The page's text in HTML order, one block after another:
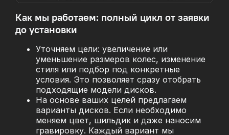
Как мы работаем: полный цикл от заявки
до установки
Уточняем цели: увеличение или
уменьшение размеров колес, изменение
стиля или подбор под конкретные
условия. Это позволяет сразу отобрать
подходящие модели дисков.
На основе ваших целей предлагаем
варианты дисков. Если необходимо
меняем цвет, шильдик и даже наносим
гравировку. Каждый вариант мы